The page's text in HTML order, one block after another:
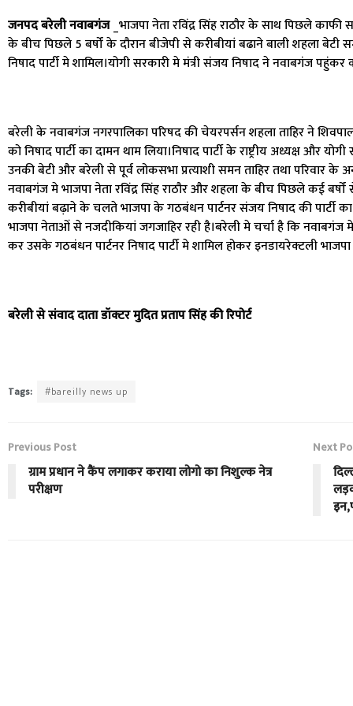
जनपद बरेली नवाबगंज_भाजपा नेता रविंद्र सिंह राठौर के साथ पिछले
के बीच पिछले 5 बर्षों के दौरान बीजेपी से करीबीयां बढाने बाली शहला बेटी
निषाद पार्टी मे शामिल।योगी सरकारी मे मंत्री संजय निषाद ने नवाबगंज पहुंकर
बरेली के नवाबगंज नगरपालिका परिषद की चेयरपर्सन शहला ताहिर ने
को निषाद पार्टी का दामन थाम लिया।निषाद पार्टी के राष्ट्रीय अध्यक्ष और
उनकी बेटी और बरेली से पूर्व लोकसभा प्रत्याशी समन ताहिर तथा परिवार के
नवाबगंज मे भाजपा नेता रविंद्र सिंह राठौर और शहला के बीच पिछले कई
करीबीयां बढ़ाने के चलते भाजपा के गठबंधन पार्टनर संजय निषाद की पार्टी
भाजपा नेताओं से नजदीकियां जगजाहिर रही है।बरेली मे चर्चा है कि
कर उसके गठबंधन पार्टनर निषाद पार्टी मे शामिल होकर इनडायरेक्टली
बरेली से संवाद दाता डॉक्टर मुदित प्रताप सिंह की रिपोर्ट
Tags: #bareilly news up
Previous Post
ग्राम प्रधान ने कैंप लगाकर कराया लोगो का निशुल्क नेत्र
परीक्षण
Next